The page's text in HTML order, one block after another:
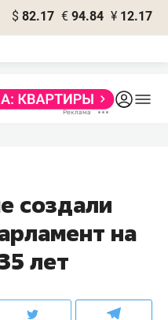
$ 82.17 € 94.84 ¥ 12.17
создали
на
лет